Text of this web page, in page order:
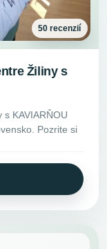
50 recenzií
Žiliny s
KAVIARŇOU
Pozrite si